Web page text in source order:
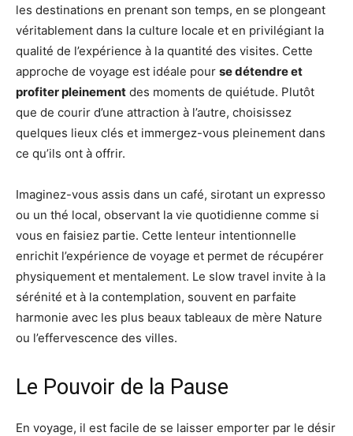
les destinations en prenant son temps, en se plongeant
véritablement dans la culture locale et en privilégiant la
qualité de l’expérience à la quantité des visites. Cette
approche de voyage est idéale pour se détendre et
profiter pleinement des moments de quiétude. Plutôt
que de courir d’une attraction à l’autre, choisissez
quelques lieux clés et immergez-vous pleinement dans
ce qu’ils ont à offrir.
Imaginez-vous assis dans un café, sirotant un expresso
ou un thé local, observant la vie quotidienne comme si
vous en faisiez partie. Cette lenteur intentionnelle
enrichit l’expérience de voyage et permet de récupérer
physiquement et mentalement. Le slow travel invite à la
sérénité et à la contemplation, souvent en parfaite
harmonie avec les plus beaux tableaux de mère Nature
ou l’effervescence des villes.
Le Pouvoir de la Pause
En voyage, il est facile de se laisser emporter par le désir